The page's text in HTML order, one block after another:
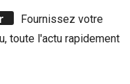
Fournissez votre
toute l'actu rapidement